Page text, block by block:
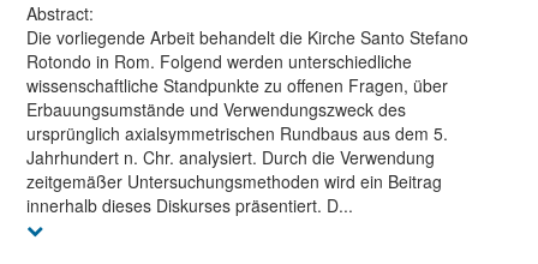
Abstract:
Die vorliegende Arbeit behandelt die Kirche Santo Stefano
Rotondo in Rom. Folgend werden unterschiedliche
wissenschaftliche Standpunkte zu offenen Fragen, über
Erbauungsumstände und Verwendungszweck des
ursprünglich axialsymmetrischen Rundbaus aus dem 5.
Jahrhundert n. Chr. analysiert. Durch die Verwendung
zeitgemäßer Untersuchungsmethoden wird ein Beitrag
innerhalb dieses Diskurses präsentiert. D...